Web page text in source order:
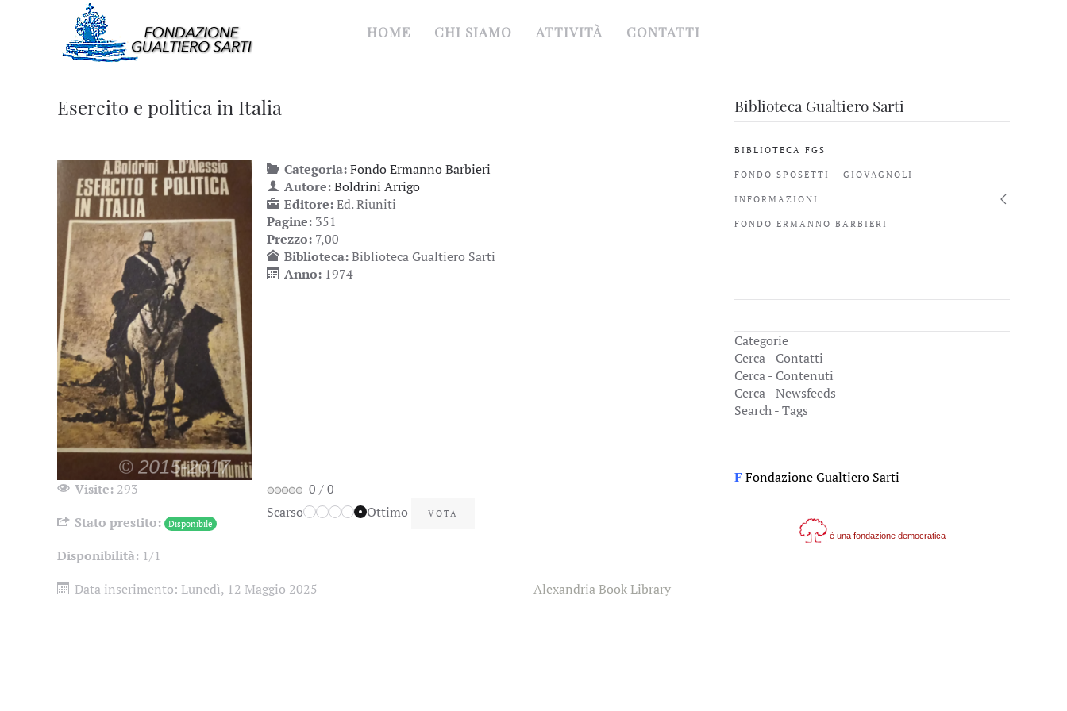
HOME CHI SIAMO ATTIVITÀ CONTATTI
Esercito e politica in Italia
Categoria:Fondo Ermanno Barbieri
Autore:Boldrini Arrigo
Editore:Ed. Riuniti
Pagine: 351
Prezzo: 7,00
Biblioteca:Biblioteca Gualtiero Sarti
Anno: 1974
Visite: 293
Stato prestito:
Disponibile
Disponibilità: 1/1
0 /0
Scarso
Ottimo
Data inserimento: Lunedì, 12 Maggio 2025 Alexandria Book Library
Biblioteca Gualtiero Sarti
BIBLIOTECA FGS
FONDO SPOSETTI - GIOVAGNOLI
INFORMAZIONI
FONDO ERMANNO BARBIERI
Categorie
Cerca - Contatti
Cerca - Contenuti
Cerca - Newsfeeds
Search - Tags
F Fondazione Gualtiero Sarti
è una fondazione democratica